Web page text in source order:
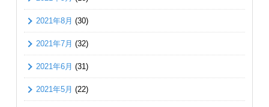
2021年8月 (30)
2021年7月 (32)
2021年6月 (31)
2021年5月 (22)